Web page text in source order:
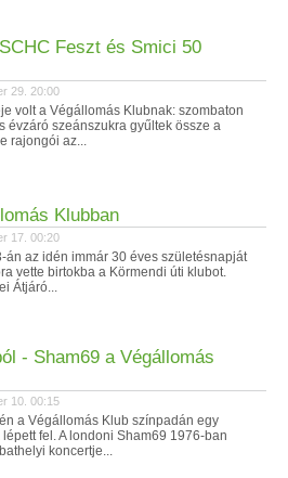
Feszt és Smici 50
29. 20:00
volt a Végállomás Klubnak: szombaton
évzáró szeánszukra gyűltek össze a
rajongói az...
Klubban
17. 00:20
án az idén immár 30 éves születésnapját
vette birtokba a Körmendi úti klubot.
Átjáró...
- Sham69 a Végállomás
10. 00:15
a Végállomás Klub színpadán egy
fel. A londoni Sham69 1976-ban
koncertje...